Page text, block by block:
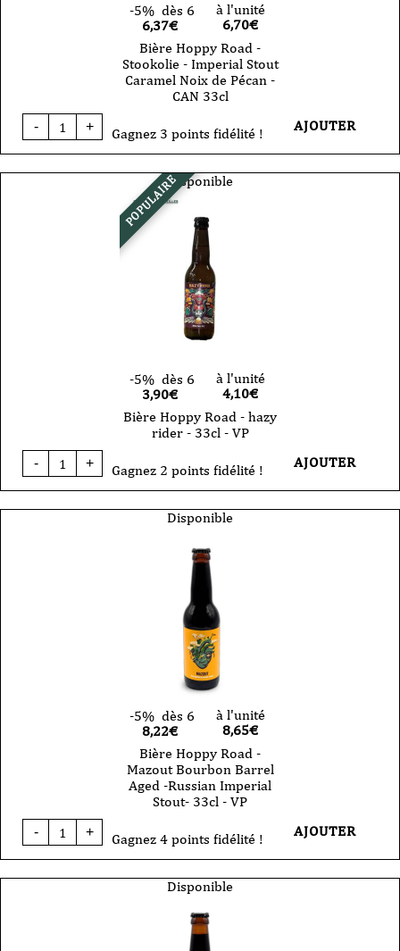
-5% dès 6
6,37€
à l'unité
6,70€
Bière Hoppy Road -
Stookolie - Imperial Stout
Caramel Noix de Pécan -
CAN 33cl
-
quantité
de
Road
+ Gagnez 3 points fidélité ! AJOUTER
POPULAIREDisponible
-5% dès 6
3,90€
à l'unité
4,10€
Bière Hoppy Road - hazy
rider - 33cl - VP
-
quantité
de
Road
+ Gagnez 2 points fidélité ! AJOUTER
Disponible
-5% dès 6
8,22€
à l'unité
8,65€
Bière Hoppy Road -
Mazout Bourbon Barrel
Aged -Russian Imperial
Stout- 33cl - VP
-
quantité
de
Road
+ Gagnez 4 points fidélité ! AJOUTER
Disponible